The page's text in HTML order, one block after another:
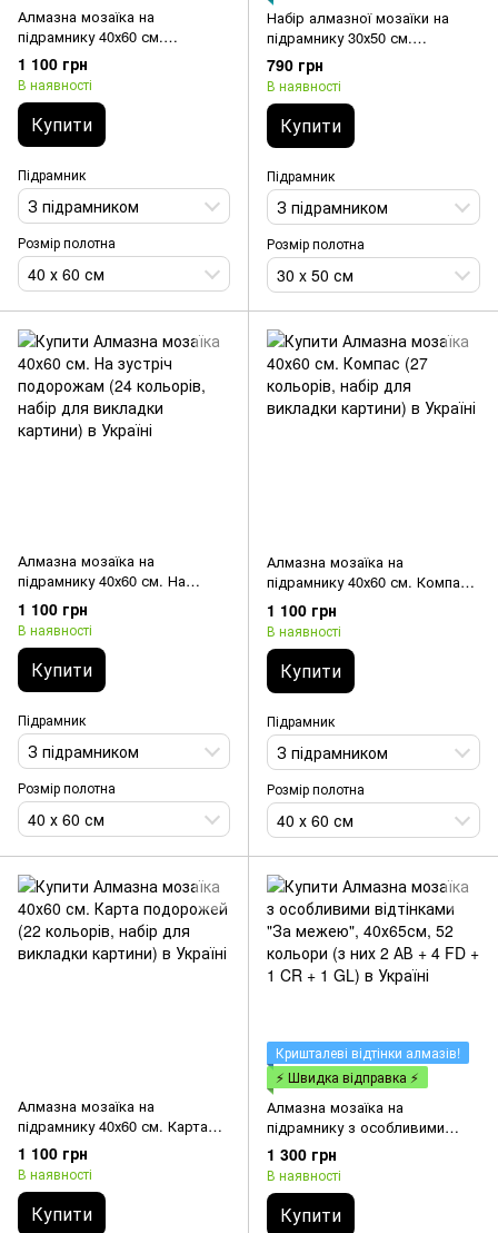
Алмазна мозаїка на
підрамнику 40х60 см.
Корабель у місячному сяйві
(30 кольорів, набір для
викладки картини)
1 100 грн
В наявності
Купити
Підрамник
З підрамником
Розмір полотна
40 х 60 см
Набір алмазної мозаїки на
підрамнику 30х50 см.
"Корабель у морі фантазій" з
голограмними камінчиками
790 грн
В наявності
Купити
Підрамник
З підрамником
Розмір полотна
30 x 50 см
Алмазна мозаїка на
підрамнику 40х60 см. На
зустріч подорожам (24
кольорів, набір для викладки
картини)
1 100 грн
В наявності
Купити
Підрамник
З підрамником
Розмір полотна
40 х 60 см
Алмазна мозаїка на
підрамнику 40х60 см. Компас
(27 кольорів, набір для
викладки картини)
1 100 грн
В наявності
Купити
Підрамник
З підрамником
Розмір полотна
40 х 60 см
Алмазна мозаїка на
підрамнику 40х60 см. Карта
подорожей (22 кольорів,
набір для викладки картини)
1 100 грн
В наявності
Купити
Кришталеві відтінки алмазів!
⚡ Швидка відправка ⚡
Алмазна мозаїка на
підрамнику з особливими
відтінками "За межею",
40х65см, 52 кольори (з них 2
АВ + 4 FD + 1 CR + 1 GL)
1 300 грн
В наявності
Купити